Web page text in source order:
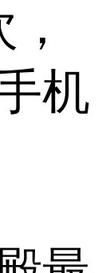
机